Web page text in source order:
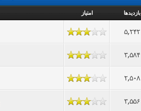
بازدید‌ها امتیاز
5,242
3,584
2,508
3,556